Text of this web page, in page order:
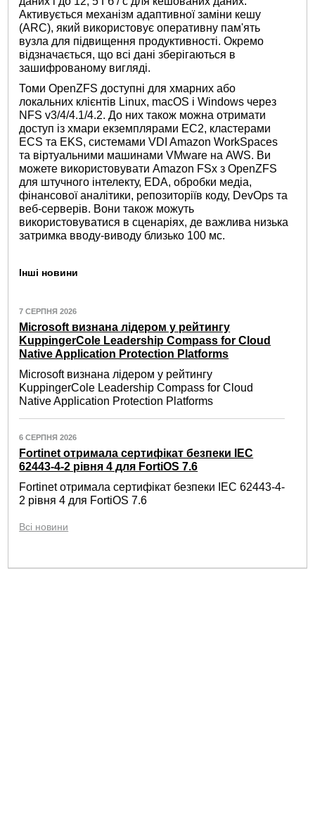
Активується механізм адаптивної заміни кешу
(ARC), який використовує оперативну пам'ять
вузла для підвищення продуктивності. Окремо
відзначається, що всі дані зберігаються в
зашифрованому вигляді.
Томи OpenZFS доступні для хмарних або
локальних клієнтів Linux, macOS і Windows через
NFS v3/4/4.1/4.2. До них також можна отримати
доступ із хмари екземплярами EC2, кластерами
ECS та EKS, системами VDI Amazon WorkSpaces
та віртуальними машинами VMware на AWS. Ви
можете використовувати Amazon FSx з OpenZFS
для штучного інтелекту, EDA, обробки медіа,
фінансової аналітики, репозиторіїв коду, DevOps та
веб-серверів. Вони також можуть
використовуватися в сценаріях, де важлива низька
затримка вводу-виводу близько 100 мс.
Інші новини
7 СЕРПНЯ 2026
Microsoft визнана лідером у рейтингу
KuppingerCole Leadership Compass for Cloud
Native Application Protection Platforms
Microsoft визнана лідером у рейтингу
KuppingerCole Leadership Compass for Cloud
Native Application Protection Platforms
6 СЕРПНЯ 2026
Fortinet отримала сертифікат безпеки IEC
62443-4-2 рівня 4 для FortiOS 7.6
Fortinet отримала сертифікат безпеки IEC 62443-4-
2 рівня 4 для FortiOS 7.6
Всі новини